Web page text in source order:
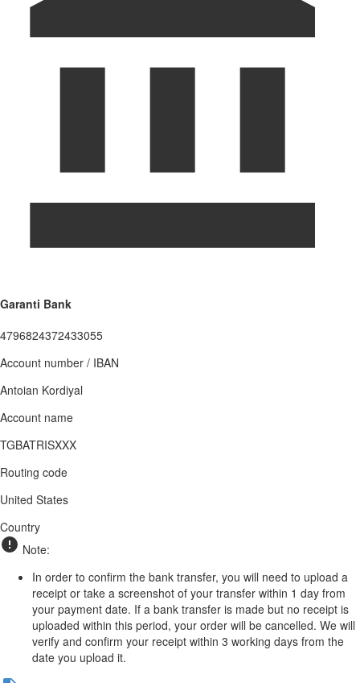
Garanti Bank
4796824372433055
Account number / IBAN
Antoian Kordiyal
Account name
TGBATRISXXX
Routing code
United States
Country
Note:
In order to confirm the bank transfer, you will need to upload a
receipt or take a screenshot of your transfer within 1 day from
your payment date. If a bank transfer is made but no receipt is
uploaded within this period, your order will be cancelled. We will
verify and confirm your receipt within 3 working days from the
date you upload it.